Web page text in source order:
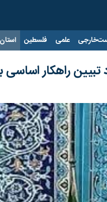
علمی فلسطین
تبیین راهکار